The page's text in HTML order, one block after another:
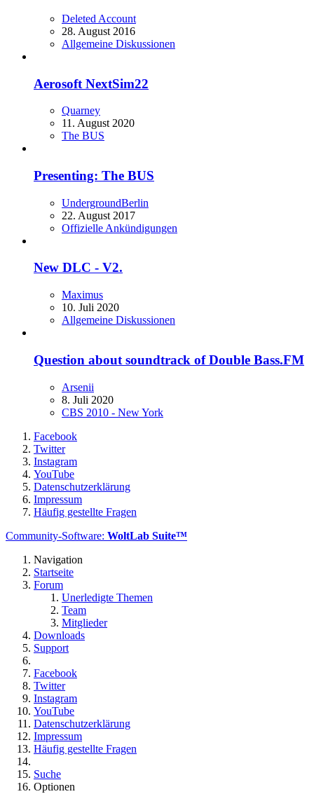
Deleted Account
28. August 2016
Allgemeine Diskussionen
Aerosoft NextSim22
Quarney
11. August 2020
The BUS
Presenting: The BUS
UndergroundBerlin
22. August 2017
Offizielle Ankündigungen
New DLС - V2.
Maximus
10. Juli 2020
Allgemeine Diskussionen
Question about soundtrack of Double Bass.FM
Arsenii
8. Juli 2020
CBS 2010 - New York
Facebook
Twitter
Instagram
YouTube
Datenschutzerklärung
Impressum
Häufig gestellte Fragen
Community-Software: WoltLab Suite™
Navigation
Startseite
Forum
Unerledigte Themen
Team
Mitglieder
Downloads
Support
Facebook
Twitter
Instagram
YouTube
Datenschutzerklärung
Impressum
Häufig gestellte Fragen
Suche
Optionen